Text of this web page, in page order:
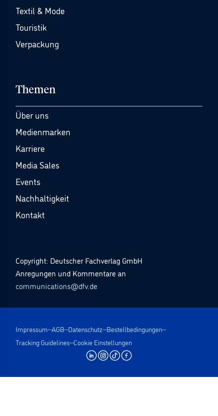
Textil & Mode
Touristik
Verpackung
Themen
Über uns
Medienmarken
Karriere
Media Sales
Events
Nachhaltigkeit
Kontakt
Copyright: Deutscher Fachverlag GmbH
Anregungen und Kommentare an
communications@dfv.de
Impressum AGB Datenschutz Bestellbedingungen
Tracking Guidelines Cookie Einstellungen